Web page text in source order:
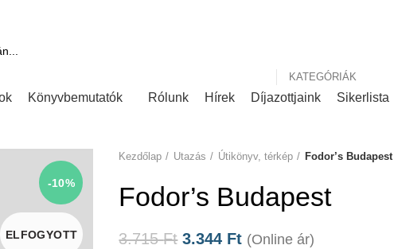
KATEGÓRIÁK
Könyvbemutatók Rólunk Hírek Díjazottjaink Sikerlista
-10%
ELFOGYOTT
Kezdőlap Utazás Útikönyv, térkép Fodor’s Budapest
Fodor’s Budapest
3.715Ft 3.344 Ft (Online ár)